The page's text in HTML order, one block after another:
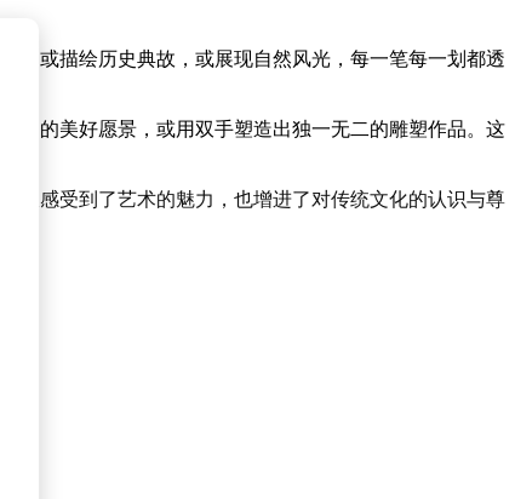
，或描绘历史典故，或展现自然风光，每一笔每一划都透
中的美好愿景，或用双手塑造出独一无二的雕塑作品。这
仅感受到了艺术的魅力，也增进了对传统文化的认识与尊